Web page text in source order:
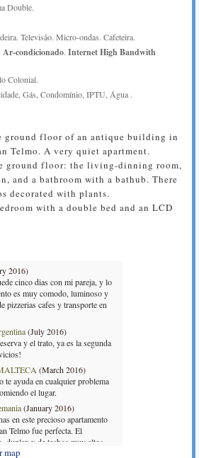
Double.
Televisão. Micro-ondas. Cafeteira.
Ar-condicionado. Internet High Bandwith
Colonial.
Gás, Condomínio, IPTU, Água .
ground floor of an antique building in
Telmo. A very quiet apartment.
ground floor: the living-dinning room,
and a bathroom with a bathub. There
decorated with plants.
with a double bed and an LCD
2016)
cinco dias con mi pareja, y lo
es muy comodo, luminoso y
pizzerias cafes y transporte en
(July 2016)
y el trato, ya es la segunda
(March 2016)
te ayuda en cualquier problema
el lugar.
(January 2016)
en este precioso apartamento
Telmo fue perfecta. El
duplex y de techos muy altos,
de plantas (algo oscuro la
map